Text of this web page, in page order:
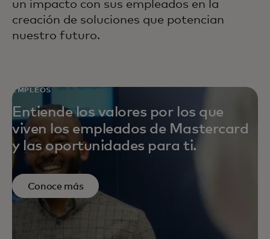
un impacto con sus empleados en la
creación de soluciones que potencian
nuestro futuro.
EMPLEOS
Entiende los valores por los que
viven los empleados de Mastercard
y las oportunidades para ti.
Conoce más